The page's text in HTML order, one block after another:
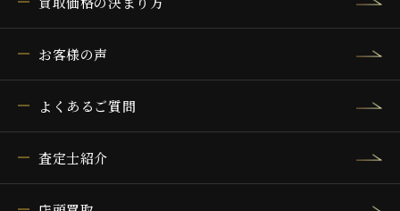
お客様の声
よくあるご質問
査定士紹介